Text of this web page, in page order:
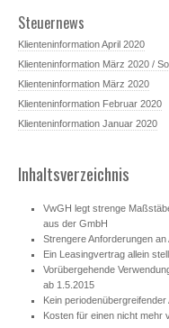
Steuernews
Klienteninformation April 2020
Klienteninformation März 2020 /
Klienteninformation März 2020
Klienteninformation Februar 2020
Klienteninformation Januar 2020
Inhaltsverzeichnis
VwGH legt strenge
aus der GmbH
Strengere Anforderungen an
Ein Leasingvertrag allein
Vorübergehende
ab 1.5.2015
Kein
Kosten für einen nicht mehr